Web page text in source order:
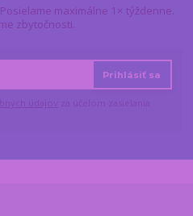
maximálne 1× týždenne.
zbytočnosti.
Prihlásiť sa